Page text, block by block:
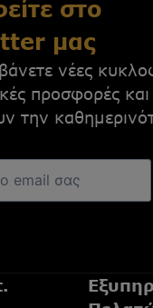
στο
μας
νέες
προσφορές και
την